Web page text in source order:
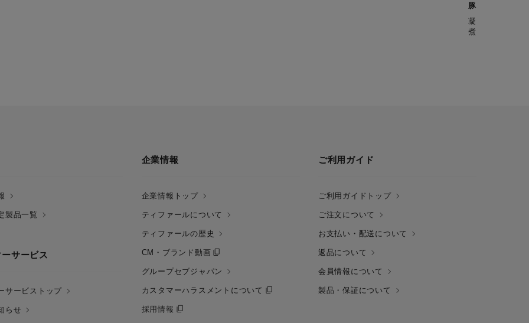
豚肉の角煮(ス
凝縮された旨み
煮。
製品一覧
サービス
サービストップ
らせ
企業情報
企業情報トップ
ティファールについて
ティファールの歴史
CM・ブランド動画
グループセブジャパン
カスタマーハラスメントについて
採用情報
ご利用ガイド
ご利用ガイドトップ
ご注文について
お支払い・配送について
返品について
会員情報について
製品・保証について